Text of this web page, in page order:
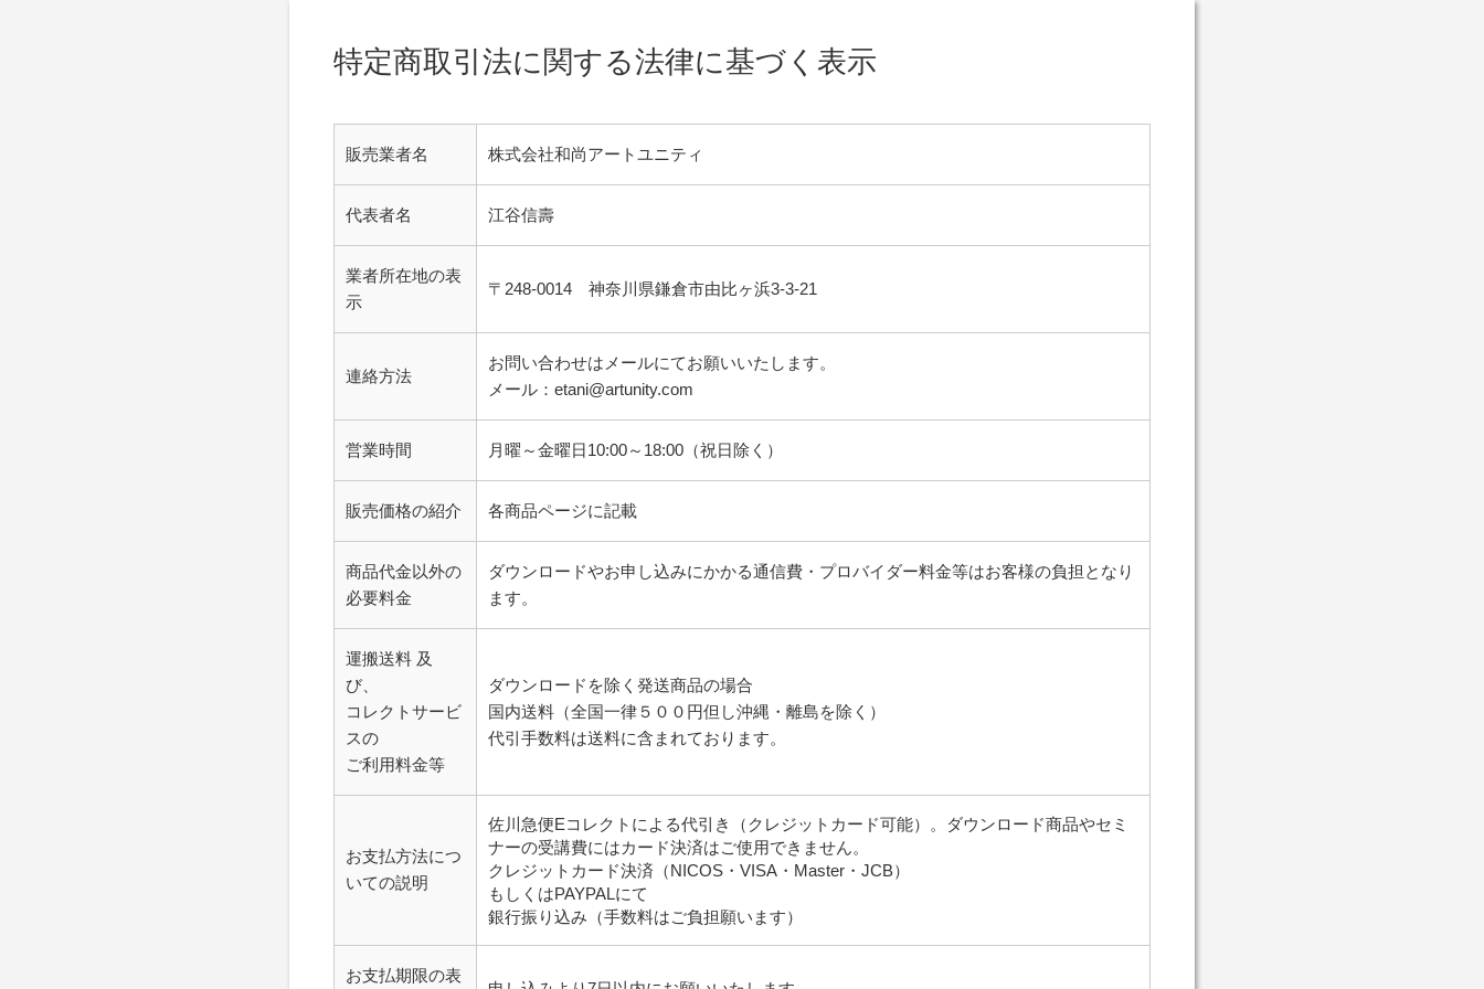
特定商取引法に関する法律に基づく表示
販売業者名 株式会社和尚アートユニティ
代表者名 江谷信壽
業者所在地の表
示
〒248-0014 神奈川県鎌倉市由比ヶ浜3-3-21
連絡方法
お問い合わせはメールにてお願いいたします。
メール：etani@artunity.com
営業時間 月曜～金曜日10:00～18:00（祝日除く）
販売価格の紹介 各商品ページに記載
商品代金以外の
必要料金
ダウンロードやお申し込みにかかる通信費・プロバイダー料金等はお客様の負担となり
ます。
運搬送料 及
び、
コレクトサービ
スの
ご利用料金等
ダウンロードを除く発送商品の場合
国内送料（全国一律５００円但し沖縄・離島を除く）
代引手数料は送料に含まれております。
お支払方法につ
いての説明
佐川急便Eコレクトによる代引き（クレジットカード可能）。ダウンロード商品やセミ
ナーの受講費にはカード決済はご使用できません。
クレジットカード決済（NICOS・VISA・Master・JCB）
もしくはPAYPALにて
銀行振り込み（手数料はご負担願います）
お支払期限の表